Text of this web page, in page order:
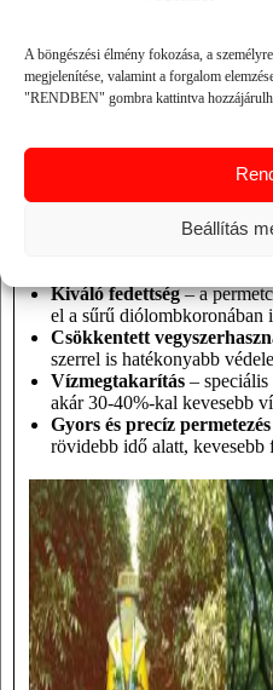
A böngészési élmény fokozása, a
megjelenítése, valamint a forgalom
"RENDBEN" gombra kattintva
Beállítás
fedettség a lombkorona
Opcionálisan rendelhető
legyező diffúzor – a
Miért érdemes a
permetezőt
Kiváló fedettség– a
el a sűrű diólombkoronában
Csökkentett
szerrel is hatékonyabb
Vízmegtakarítás –
akár 30-40%-kal kevesebb
Gyors és precíz permetezés
rövidebb idő alatt, kevesebb